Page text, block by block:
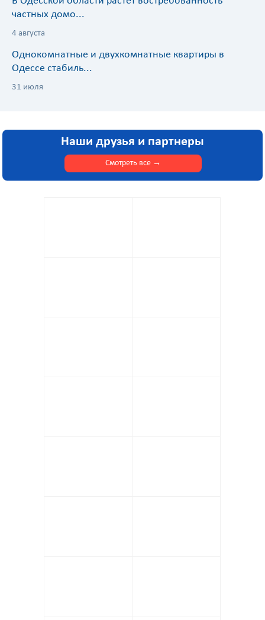
частных домо...
4 августа
Однокомнатные и двухкомнатные квартиры в
Одессе стабиль...
31 июля
Наши друзья и партнеры
Смотреть все →